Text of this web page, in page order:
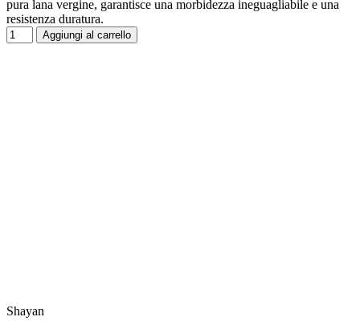
pura lana vergine, garantisce una morbidezza ineguagliabile e una
resistenza duratura.
Aggiungi al carrello
Shayan